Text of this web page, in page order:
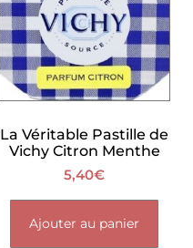
La Véritable Pastille de
Vichy Citron Menthe
5,40€
Ajouter au panier